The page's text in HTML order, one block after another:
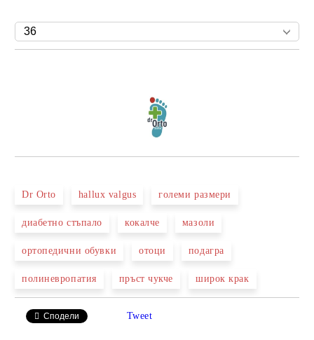
Dr Orto hallux valgus големи размери
диабетно стъпало кокалче мазоли
ортопедични обувки отоци подагра
полиневропатия пръст чукче широк крак
Сподели Tweet